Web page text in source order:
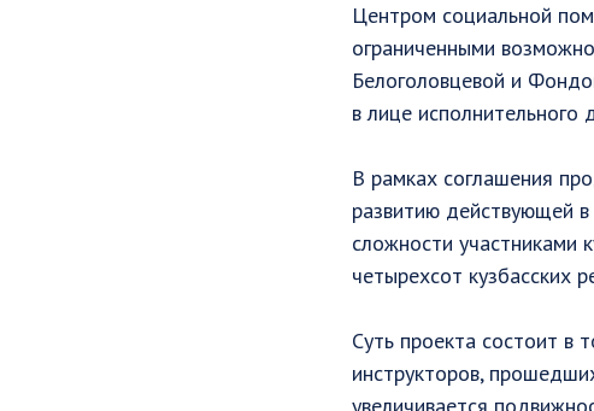
Центром социальной
ограниченными
Белоголовцевой и
в лице
В рамках соглашения
развитию действующей
сложности участниками
четырехсот кузбасских
Суть проекта состоит в
инструкторов,